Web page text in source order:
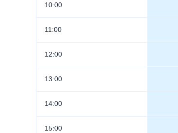
10:00
11:00
12:00
13:00
14:00
15:00